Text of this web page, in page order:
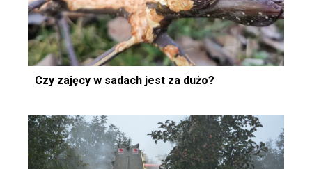
Czy zajęcy w sadach jest za dużo?